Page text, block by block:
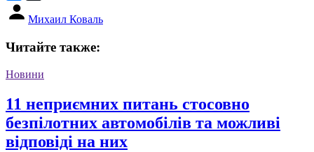
Михаил Коваль
Читайте также:
Новини
11 неприємних питань стосовно
безпілотних автомобілів та можливі
відповіді на них